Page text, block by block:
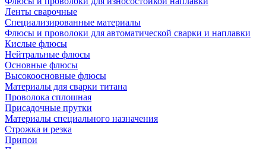
Ленты сварочные
Специализированные материалы
Флюсы и проволоки для автоматической сварки и наплавки
Кислые флюсы
Нейтральные флюсы
Основные флюсы
Высокоосновные флюсы
Материалы для сварки титана
Проволока сплошная
Присадочные прутки
Материалы специального назначения
Строжка и резка
Припои